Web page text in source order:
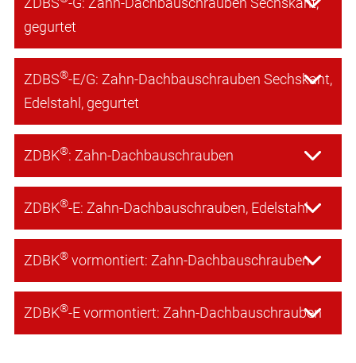
gegurtet
ZDBS®-E/G: Zahn-Dachbauschrauben Sechskant,
Edelstahl, gegurtet
ZDBK®: Zahn-Dachbauschrauben
ZDBK®-E: Zahn-Dachbauschrauben, Edelstahl
ZDBK®vormontiert: Zahn-Dachbauschrauben
ZDBK®-E vormontiert: Zahn-Dachbauschrauben